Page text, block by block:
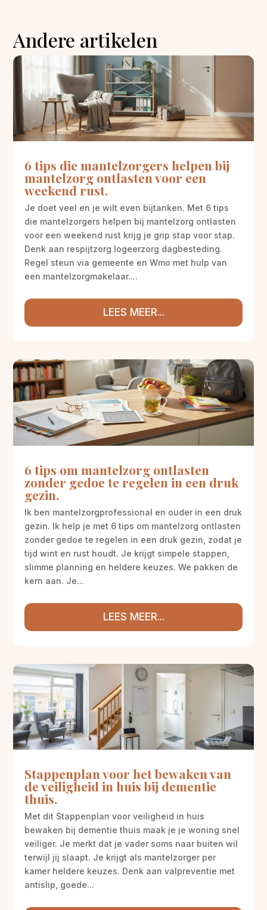
Andere artikelen
6 tips die mantelzorgers helpen bij
mantelzorg ontlasten voor een
weekend rust.
Je doet veel en je wilt even bijtanken. Met 6 tips
die mantelzorgers helpen bij mantelzorg ontlasten
voor een weekend rust krijg je grip stap voor stap.
Denk aan respijtzorg logeerzorg dagbesteding.
Regel steun via gemeente en Wmo met hulp van
een mantelzorgmakelaar....
LEES MEER...
6 tips om mantelzorg ontlasten
zonder gedoe te regelen in een druk
gezin.
Ik ben mantelzorgprofessional en ouder in een druk
gezin. Ik help je met 6 tips om mantelzorg ontlasten
zonder gedoe te regelen in een druk gezin, zodat je
tijd wint en rust houdt. Je krijgt simpele stappen,
slimme planning en heldere keuzes. We pakken de
kern aan. Je...
LEES MEER...
Stappenplan voor het bewaken van
de veiligheid in huis bij dementie
thuis.
Met dit Stappenplan voor veiligheid in huis
bewaken bij dementie thuis maak je je woning snel
veiliger. Je merkt dat je vader soms naar buiten wil
terwijl jij slaapt. Je krijgt als mantelzorger per
kamer heldere keuzes. Denk aan valpreventie met
antislip, goede...